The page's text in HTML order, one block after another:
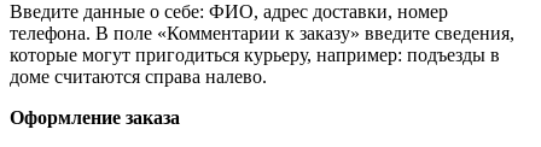
Введите данные о себе: ФИО, адрес доставки, номер
телефона. В поле «Комментарии к заказу» введите сведения,
которые могут пригодиться курьеру, например: подъезды в
доме считаются справа налево.
Оформление заказа